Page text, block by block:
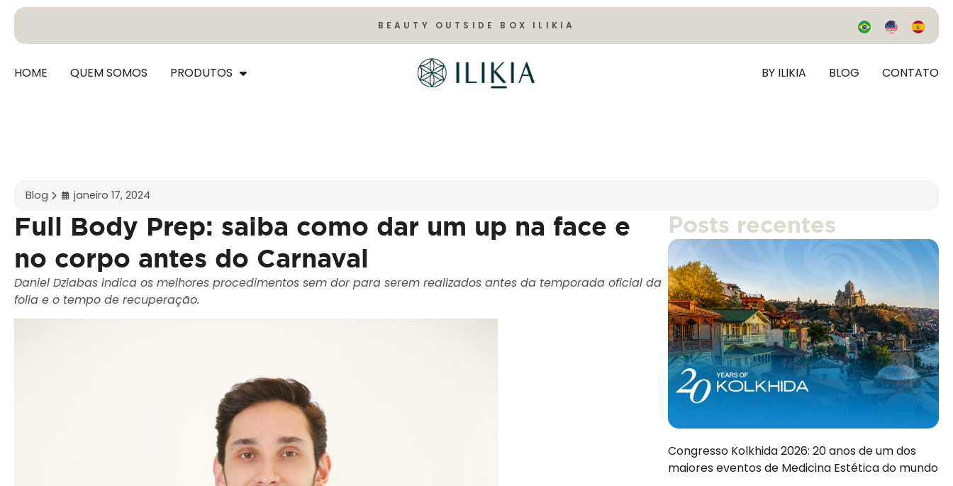
BEAUTY OUTSIDE BOX ILIKIA
HOME QUEM SOMOS PRODUTOS BY ILIKIA BLOG CONTATO
Blog janeiro 17, 2024
Full Body Prep: saiba como dar um up na face e
no corpo antes do Carnaval
Daniel Dziabas indica os melhores procedimentos sem dor para serem realizados antes da temporada oficial da
folia e o tempo de recuperação.
Posts recentes
Congresso Kolkhida 2026: 20 anos de um dos
maiores eventos de Medicina Estética do mundo